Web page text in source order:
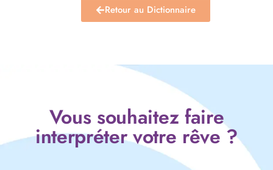
Retour au Dictionnaire
Vous souhaitez faire
interpréter votre rêve ?